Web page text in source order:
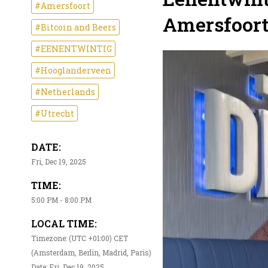
#Amersfoort
#Bitcoin and Beers
#EENENTWINTIG
#Hooglanderveen
#Netherlands
#Utrecht
DATE:
Fri, Dec 19, 2025
TIME:
5:00 PM - 8:00 PM
LOCAL TIME:
Timezone: (UTC +01:00) CET
(Amsterdam, Berlin, Madrid, Paris)
Amersfoort